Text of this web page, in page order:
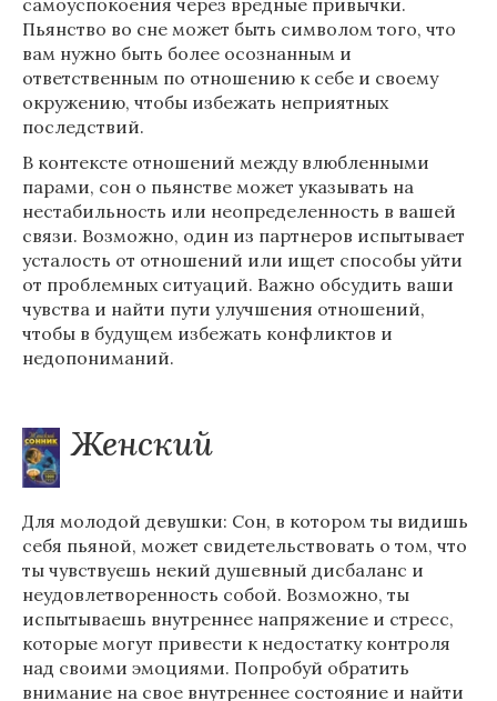
самоуспокоения через вредные привычки.
Пьянство во сне может быть символом того, что
вам нужно быть более осознанным и
ответственным по отношению к себе и своему
окружению, чтобы избежать неприятных
последствий.
В контексте отношений между влюбленными
парами, сон о пьянстве может указывать на
нестабильность или неопределенность в вашей
связи. Возможно, один из партнеров испытывает
усталость от отношений или ищет способы уйти
от проблемных ситуаций. Важно обсудить ваши
чувства и найти пути улучшения отношений,
чтобы в будущем избежать конфликтов и
недопониманий.
Женский
Для молодой девушки: Сон, в котором ты видишь
себя пьяной, может свидетельствовать о том, что
ты чувствуешь некий душевный дисбаланс и
неудовлетворенность собой. Возможно, ты
испытываешь внутреннее напряжение и стресс,
которые могут привести к недостатку контроля
над своими эмоциями. Попробуй обратить
внимание на свое внутреннее состояние и найти